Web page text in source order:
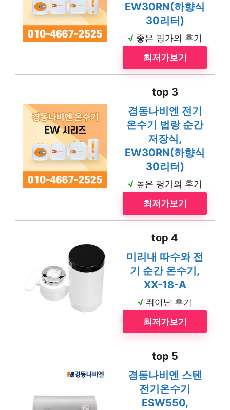
EW30RN(하향식
30리터)
√좋은 평가의 후기
최저가보기
top 3
경동나비엔 전기
온수기 법랑 순간
저장식,
EW30RN(하향식
30리터)
√높은 평가의 후기
최저가보기
top 4
미리내 따수와 전
기 순간 온수기,
XX-18-A
√ 뛰어난 후기
최저가보기
top 5
경동나비엔 스텐
전기온수기
ESW550,